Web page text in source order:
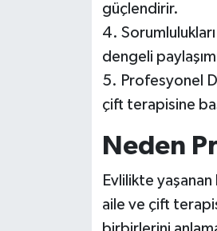
güçlendirir.
4.
dengeli
5. Profesyonel
çift terapisine
Neden
Evlilikte
aile ve çift